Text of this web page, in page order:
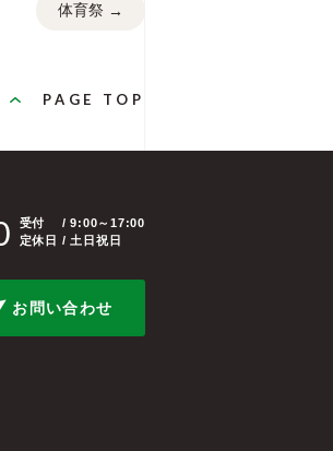
体育祭 →
PAGE TOP
受付
/ 9:00～17:00
定休日 / 土日祝日
お問い合わせ